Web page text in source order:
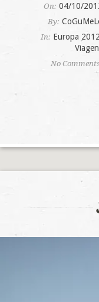
On: 04/10/
By:
In: Europa 2012
No